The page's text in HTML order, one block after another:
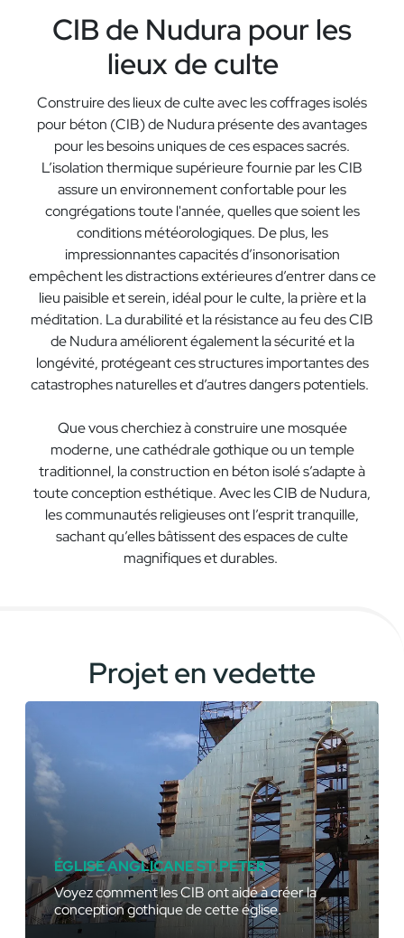
CIB de Nudura pour les
lieux de culte
Construire des lieux de culte avec les coffrages isolés
pour béton (CIB) de Nudura présente des avantages
pour les besoins uniques de ces espaces sacrés.
L’isolation thermique supérieure fournie par les CIB
assure un environnement confortable pour les
congrégations toute l'année, quelles que soient les
conditions météorologiques. De plus, les
impressionnantes capacités d’insonorisation
empêchent les distractions extérieures d’entrer dans ce
lieu paisible et serein, idéal pour le culte, la prière et la
méditation. La durabilité et la résistance au feu des CIB
de Nudura améliorent également la sécurité et la
longévité, protégeant ces structures importantes des
catastrophes naturelles et d’autres dangers potentiels.
Que vous cherchiez à construire une mosquée
moderne, une cathédrale gothique ou un temple
traditionnel, la construction en béton isolé s’adapte à
toute conception esthétique. Avec les CIB de Nudura,
les communautés religieuses ont l’esprit tranquille,
sachant qu’elles bâtissent des espaces de culte
magnifiques et durables.
Projet en vedette
ÉGLISE ANGLICANE ST. PETER
Voyez comment les CIB ont aidé à créer la
conception gothique de cette église.